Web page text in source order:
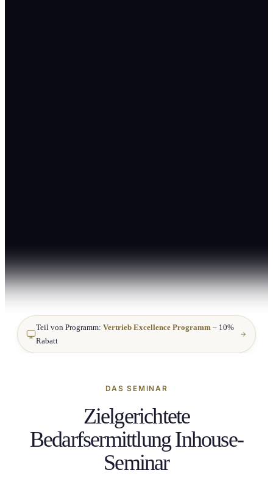
Teil von Programm: Vertrieb Excellence Programm – 10%
Rabatt
DAS SEMINAR
Zielgerichtete
Bedarfsermittlung Inhouse-
Seminar